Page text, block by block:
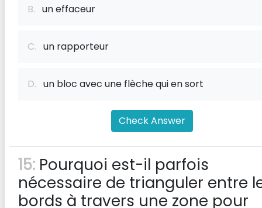
B. un effaceur
C. un rapporteur
D. un bloc avec une flèche qui en sort
Check Answer
15: Pourquoi est-il parfois
nécessaire de trianguler entre
bords à travers une zone pour